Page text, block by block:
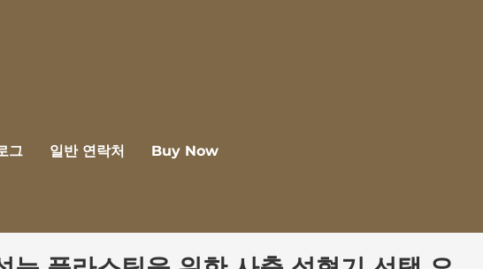
그 일반 연락처 Buy Now